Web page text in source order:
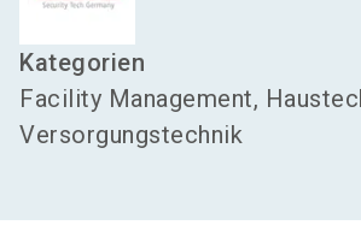
Kategorien
Facility Management,
Versorgungstechnik